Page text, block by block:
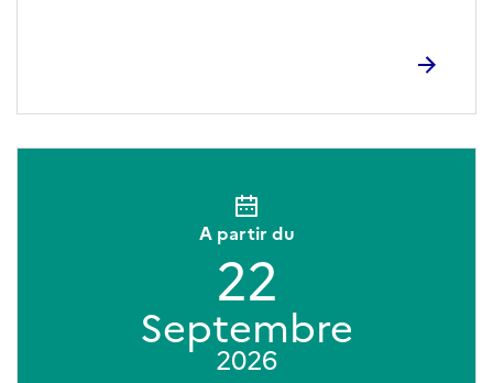
A partir du
22
Septembre
2026